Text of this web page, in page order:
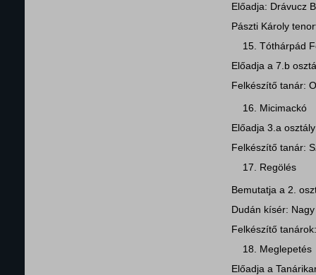
Előadja: Drávucz
Pászti Károly
15. Tóthárpád
Előadja a 7.b
Felkészítő tanár:
16. Micimackó
Előadja 3.a osztály
Felkészítő tanár:
17. Regölés
Bemutatja a 2.
Dudán kísér:
Felkészítő
18. Meglepetés
Előadja a